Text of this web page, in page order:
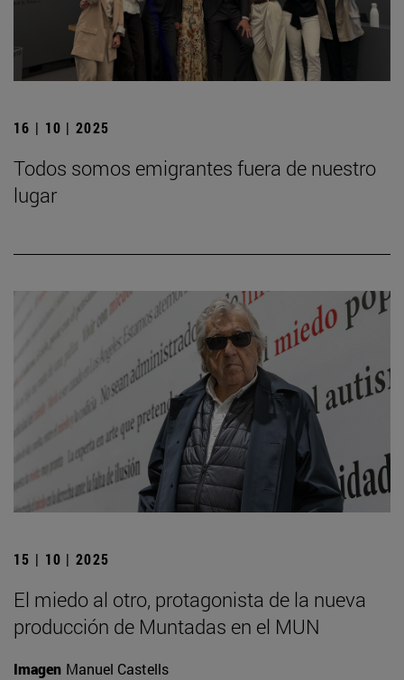
16 | 10 | 2025
Todos somos emigrantes fuera de nuestro
lugar
15 | 10 | 2025
El miedo al otro, protagonista de la nueva
producción de Muntadas en el MUN
Imagen Manuel Castells